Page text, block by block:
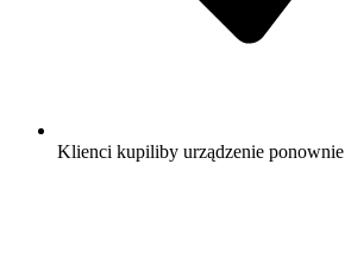
Klienci kupiliby urządzenie ponownie